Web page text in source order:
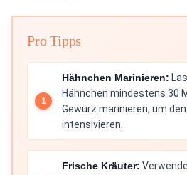
Pro Tipps
Hähnchen Marinieren:
Hähnchen mindestens 30
Gewürz marinieren, um
intensivieren.
Frische Kräuter: